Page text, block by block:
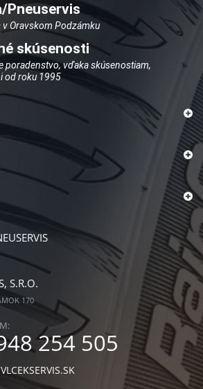
Pneuservis
v Oravskom Podzámku
skúsenosti
poradenstvo, vďaka skúsenostiam,
od roku 1995
S.R.O.
170
254 505